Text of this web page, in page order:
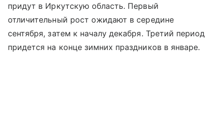
придут в Иркутскую область. Первый
отличительный рост ожидают в середине
сентября, затем к началу декабря. Третий период
придется на конце зимних праздников в январе.